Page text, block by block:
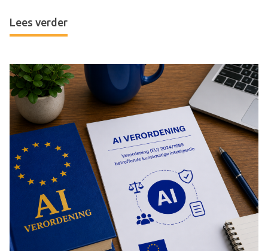
Lees verder